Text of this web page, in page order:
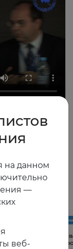
на данном
—
веб-